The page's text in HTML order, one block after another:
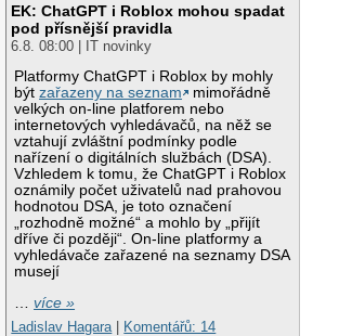
EK: ChatGPT i Roblox mohou spadat
pod přísnější pravidla
6.8. 08:00 | IT novinky
Platformy ChatGPT i Roblox by mohly
býtzařazeny na seznam
mimořádně
velkých on-line platforem nebo
internetových vyhledávačů, na něž se
vztahují zvláštní podmínky podle
nařízení o digitálních službách (DSA).
Vzhledem k tomu, že ChatGPT i Roblox
oznámily počet uživatelů nad prahovou
hodnotou DSA, je toto označení
„rozhodně možné“ a mohlo by „přijít
dříve či později“. On-line platformy a
vyhledávače zařazené na seznamy DSA
musejí
…více »
Ladislav Hagara | Komentářů: 14